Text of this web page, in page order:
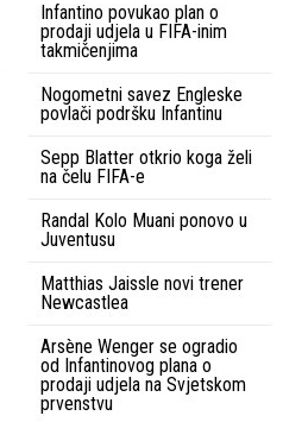
Infantino povukao plan o
prodaji udjela u FIFA-inim
takmičenjima
Nogometni savez Engleske
povlači podršku Infantinu
Sepp Blatter otkrio koga želi
na čelu FIFA-e
Randal Kolo Muani ponovo u
Juventusu
Matthias Jaissle novi trener
Newcastlea
Arsène Wenger se ogradio
od Infantinovog plana o
prodaji udjela na Svjetskom
prvenstvu